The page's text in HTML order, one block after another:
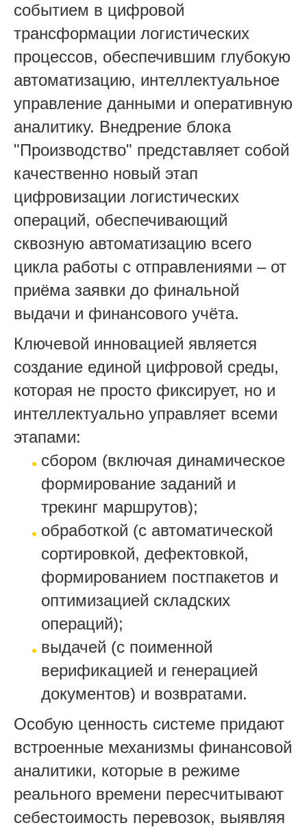
событием в цифровой
трансформации логистических
процессов, обеспечившим глубокую
автоматизацию, интеллектуальное
управление данными и оперативную
аналитику. Внедрение блока
"Производство" представляет собой
качественно новый этап
цифровизации логистических
операций, обеспечивающий
сквозную автоматизацию всего
цикла работы с отправлениями – от
приёма заявки до финальной
выдачи и финансового учёта.
Ключевой инновацией является
создание единой цифровой среды,
которая не просто фиксирует, но и
интеллектуально управляет всеми
этапами:
сбором (включая динамическое
формирование заданий и
трекинг маршрутов);
обработкой (с автоматической
сортировкой, дефектовкой,
формированием постпакетов и
оптимизацией складских
операций);
выдачей (с поименной
верификацией и генерацией
документов) и возвратами.
Особую ценность системе придают
встроенные механизмы финансовой
аналитики, которые в режиме
реального времени пересчитывают
себестоимость перевозок, выявляя